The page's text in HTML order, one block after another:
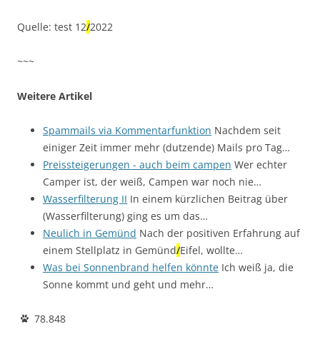
Quelle: test 12/2022
~~~
Weitere Artikel
Spammails via Kommentarfunktion Nachdem seit
einiger Zeit immer mehr (dutzende) Mails pro Tag…
Preissteigerungen - auch beim campen Wer echter
Camper ist, der weiß, Campen war noch nie…
Wasserfilterung II In einem kürzlichen Beitrag über
(Wasserfilterung) ging es um das…
Neulich in Gemünd Nach der positiven Erfahrung auf
einem Stellplatz in Gemünd/Eifel, wollte…
Was bei Sonnenbrand helfen könnte Ich weiß ja, die
Sonne kommt und geht und mehr…
78.848